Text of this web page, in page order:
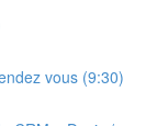
vous (9:30)